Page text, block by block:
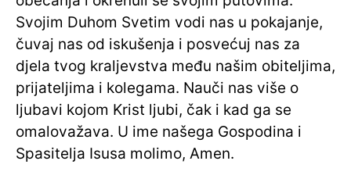
Svojim Duhom Svetim vodi nas u pokajanje,
čuvaj nas od iskušenja i posvećuj nas za
djela tvog kraljevstva među našim obiteljima,
prijateljima i kolegama. Nauči nas više o
ljubavi kojom Krist ljubi, čak i kad ga se
omalovažava. U ime našega Gospodina i
Spasitelja Isusa molimo, Amen.